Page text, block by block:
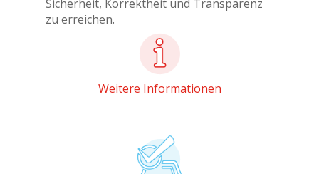
Sicherheit, Korrektheit und Transparenz
zu erreichen.
Weitere Informationen